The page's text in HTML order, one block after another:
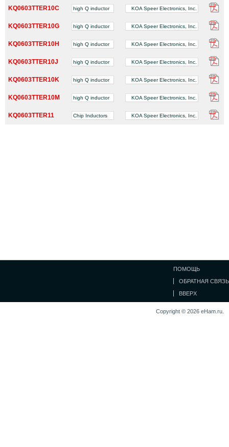
KQ0603TTER10C high Q inductor KOA Speer Electronics, Inc.
KQ0603TTER10G high Q inductor KOA Speer Electronics, Inc.
KQ0603TTER10H high Q inductor KOA Speer Electronics, Inc.
KQ0603TTER10J high Q inductor KOA Speer Electronics, Inc.
KQ0603TTER10K high Q inductor KOA Speer Electronics, Inc.
KQ0603TTER10M high Q inductor KOA Speer Electronics, Inc.
KQ0603TTER11 Chip Inductors KOA Speer Electronics, Inc.
ПОМОЩЬ
ОБРАТНАЯ СВЯЗЬ
ВВЕРХ
Copyright © 2026 eHam.ru.